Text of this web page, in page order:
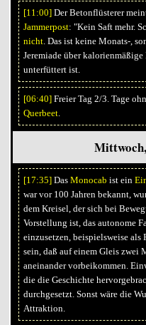
[11:00]Der Betonflüsterer
Jammerpost: "Kein Saft mehr.
nicht. Das ist keine Monats-,
Jeremiade über
unterfüttert ist.
[06:40]Freier Tag 2/3. Tage
Querbeet.
[17:35]Das Monocab ist ein
war vor 100 Jahren bekannt,
dem Kreisel, der sich bei
Vorstellung ist, das autonome
einzusetzen, beispielsweise
sein, daß auf einem Gleis zwei
aneinander vorbeikommen.
die die Geschichte
durchgesetzt. Sonst wäre die
Attraktion.